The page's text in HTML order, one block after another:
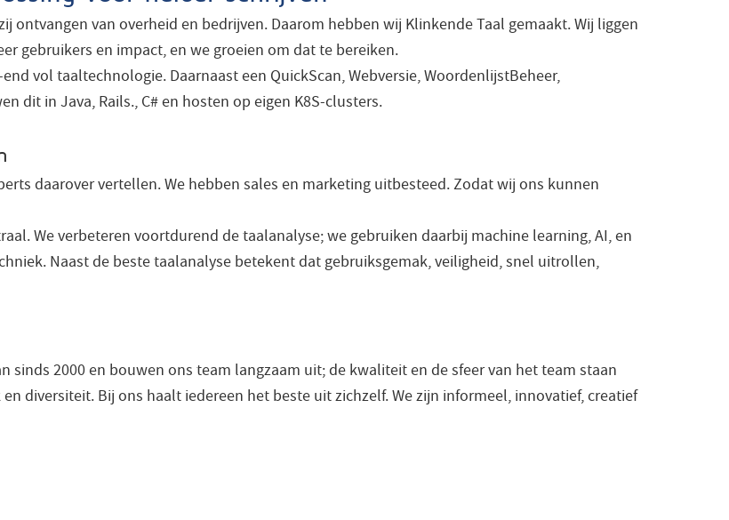
van overheid en bedrijven. Daarom hebben wij Klinkende Taal gemaakt. Wij liggen
gebruikers en impact, en we groeien om dat te bereiken.
vol taaltechnologie. Daarnaast een QuickScan, Webversie, WoordenlijstBeheer,
dit in Java, Rails., C# en hosten op eigen K8S-clusters.
daarover vertellen. We hebben sales en marketing uitbesteed. Zodat wij ons kunnen
We verbeteren voortdurend de taalanalyse; we gebruiken daarbij machine learning, AI, en
Naast de beste taalanalyse betekent dat gebruiksgemak, veiligheid, snel uitrollen,
sinds 2000 en bouwen ons team langzaam uit; de kwaliteit en de sfeer van het team staan
diversiteit. Bij ons haalt iedereen het beste uit zichzelf. We zijn informeel, innovatief, creatief